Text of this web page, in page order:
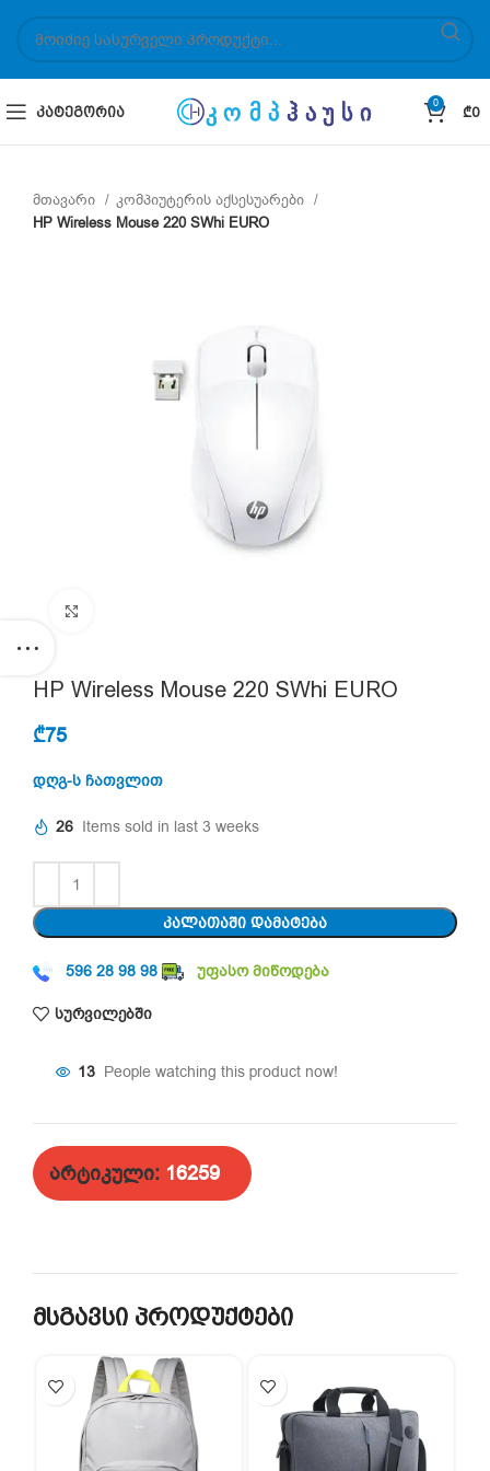
ᲙᲐᲢᲔᲒᲝᲠᲘᲐ
0
₾0
მთავარი
კომპიუტერის აქსესუარები
HP Wireless Mouse 220 SWhi EURO
HP Wireless Mouse 220 SWhi EURO
₾75
დღგ-ს ჩათვლით
26 Items sold in last 3 weeks
ᲙᲐᲚᲐᲗᲐᲨᲘ ᲓᲐᲛᲐᲢᲔᲑᲐ
596 28 98 98 უფასო მიწოდება
სურვილებში
13 People watching this product now!
არტიკული: 16259
მსგავსი პროდუქტები